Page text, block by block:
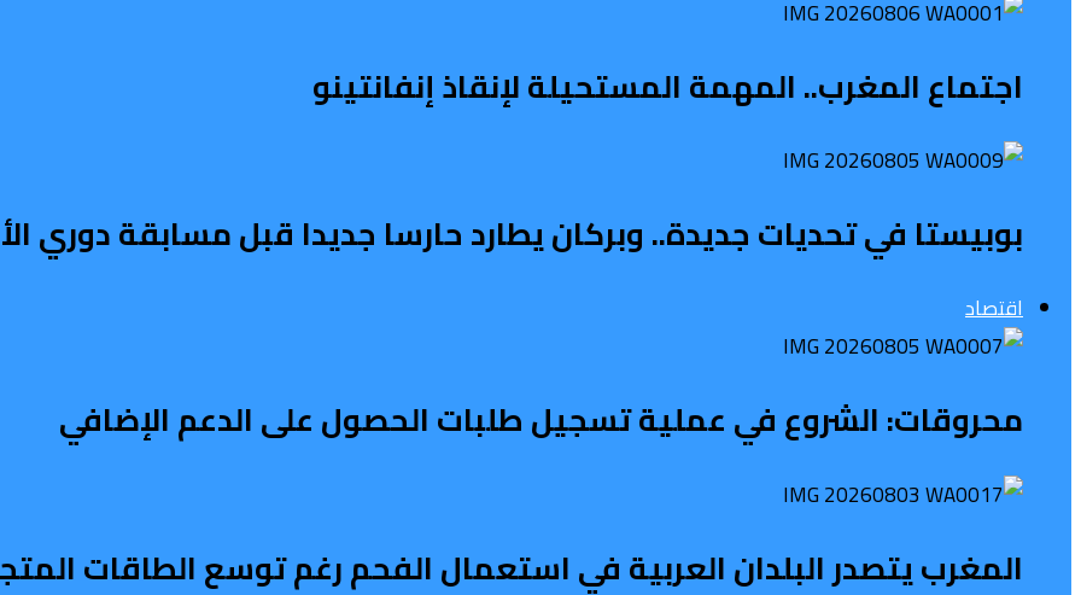
اجتماع المغرب.. المهمة المستحيلة لإنقاذ إنفانتينو
بوبيستا في تحديات جديدة.. وبركان يطارد حارسا جديدا قبل مسابقة دوري
اقتصاد
محروقات: الشروع في عملية تسجيل طلبات الحصول على الدعم الإضافي
المغرب يتصدر البلدان العربية في استعمال الفحم رغم توسع الطاقات